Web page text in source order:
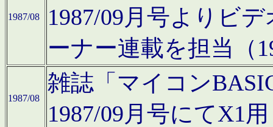
1987/08
1987/09月号よりビ
ーナー連載を担当（
1987/08
雑誌「マイコン
1987/09月号にてX1